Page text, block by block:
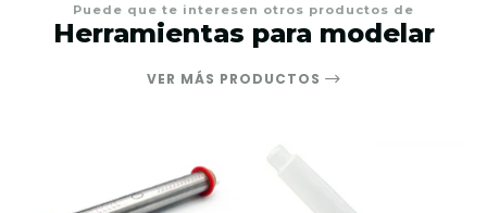
Puede que te interesen otros productos de
Herramientas para modelar
VER MÁS PRODUCTOS